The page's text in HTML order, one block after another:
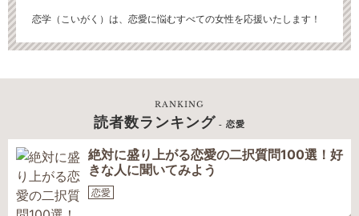
恋学（こいがく）は、恋愛に悩むすべての女性を応援いたします！
RANKING
読者数ランキング - 恋愛
絶対に盛り上がる恋愛の二択質問100選！好
きな人に聞いてみよう
恋愛